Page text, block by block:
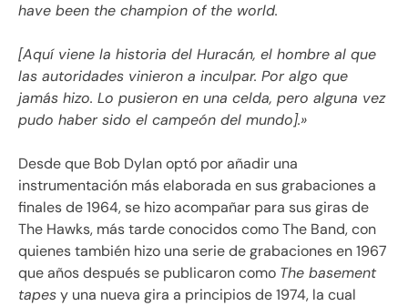
have been the champion of the world.
[Aquí viene la historia del Huracán, el hombre al que
las autoridades vinieron a inculpar. Por algo que
jamás hizo. Lo pusieron en una celda, pero alguna vez
pudo haber sido el campeón del mundo].»
Desde que Bob Dylan optó por añadir una
instrumentación más elaborada en sus grabaciones a
finales de 1964, se hizo acompañar para sus giras de
The Hawks, más tarde conocidos como The Band, con
quienes también hizo una serie de grabaciones en 1967
que años después se publicaron como The basement
tapesy una nueva gira a principios de 1974, la cual